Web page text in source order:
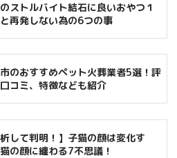
ストルバイト結石に良いおやつ１
再発しない為の6つの事
のおすすめペット火葬業者5選！評
コミ、特徴なども紹介
析して判明！】子猫の顔は変化す
の顔に纏わる7不思議！